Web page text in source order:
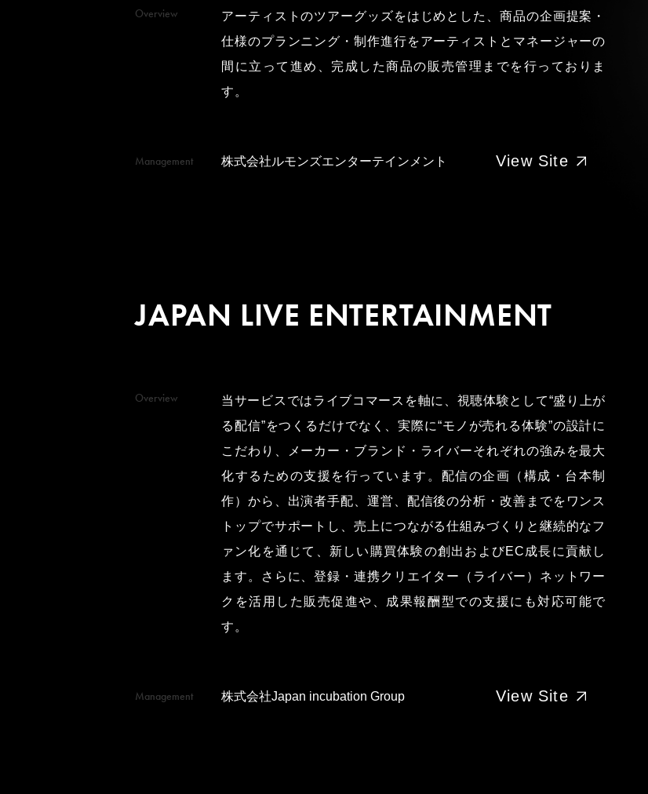
Overview
アーティストのツアーグッズをはじめとした、商品の企画提案・
仕様のプランニング・制作進行をアーティストとマネージャーの
間に立って進め、完成した商品の販売管理までを行っておりま
す。
Management 株式会社ルモンズエンターテインメント View Site
JAPAN LIVE ENTERTAINMENT
Overview
当サービスではライブコマースを軸に、視聴体験として“盛り上が
る配信”をつくるだけでなく、実際に“モノが売れる体験”の設計に
こだわり、メーカー・ブランド・ライバーそれぞれの強みを最大
化するための支援を行っています。配信の企画（構成・台本制
作）から、出演者手配、運営、配信後の分析・改善までをワンス
トップでサポートし、売上につながる仕組みづくりと継続的なフ
ァン化を通じて、新しい購買体験の創出およびEC成長に貢献し
ます。さらに、登録・連携クリエイター（ライバー）ネットワー
クを活用した販売促進や、成果報酬型での支援にも対応可能で
す。
Management 株式会社Japan incubation Group View Site